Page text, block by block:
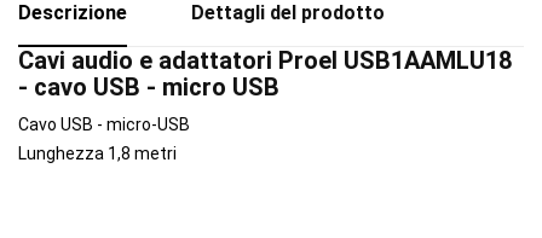
Descrizione Dettagli del prodotto
Cavi audio e adattatori Proel USB1AAMLU18
- cavo USB - micro USB
Cavo USB - micro-USB
Lunghezza 1,8 metri